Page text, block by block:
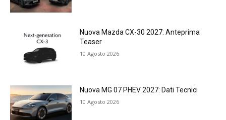
Nuova Mazda CX-30 2027: Anteprima
Teaser
10 Agosto 2026
Nuova MG 07 PHEV 2027: Dati Tecnici
10 Agosto 2026